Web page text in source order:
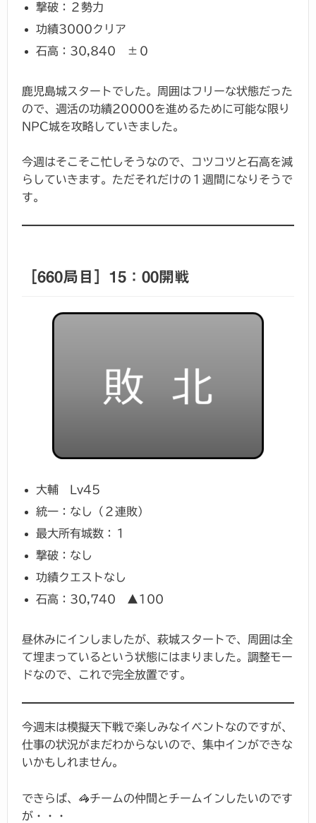
撃破：２勢力
功績3000クリア
石高：30,840 ±０
鹿児島城スタートでした。周囲はフリーな状態だった
ので、週活の功績20000を進めるために可能な限り
NPC城を攻略していきました。
今週はそこそこ忙しそうなので、コツコツと石高を減
らしていきます。ただそれだけの１週間になりそうで
す。
［660局目］15：00開戦
大輔 Lv45
統一：なし（２連敗）
最大所有城数：１
撃破：なし
功績クエストなし
石高：30,740 ▲100
昼休みにインしましたが、萩城スタートで、周囲は全
て埋まっているという状態にはまりました。調整モー
ドなので、これで完全放置です。
今週末は模擬天下戦で楽しみなイベントなのですが、
仕事の状況がまだわからないので、集中インができな
いかもしれません。
できらば、🦓チームの仲間とチームインしたいのです
が・・・